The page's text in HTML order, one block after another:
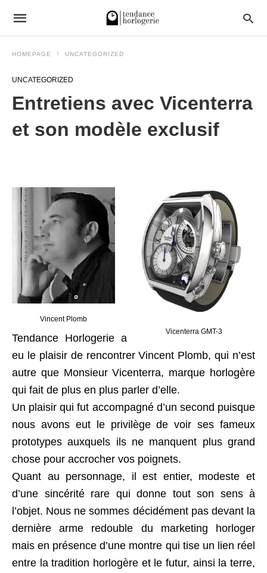
HOMEPAGE UNCATEGORIZED
UNCATEGORIZED
Entretiens avec Vicenterra
et son modèle exclusif
Vincent Plomb
Vicenterra GMT-3
Tendance Horlogerie a
eu le plaisir de rencontrer Vincent Plomb, qui n’est
autre que Monsieur Vicenterra, marque horlogère
qui fait de plus en plus parler d’elle.
Un plaisir qui fut accompagné d’un second puisque
nous avons eut le privilège de voir ses fameux
prototypes auxquels ils ne manquent plus grand
chose pour accrocher vos poignets.
Quant au personnage, il est entier, modeste et
d’une sincérité rare qui donne tout son sens à
l’objet. Nous ne sommes décidément pas devant la
dernière arme redouble du marketing horloger
mais en présence d’une montre qui tise un lien réel
entre la tradition horlogère et le futur, ainsi la terre,